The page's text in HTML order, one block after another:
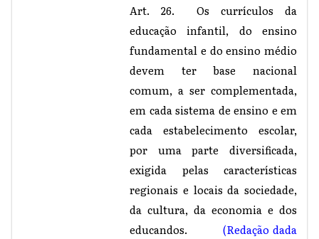
Art. 26. Os currículos da
educação infantil, do ensino
fundamental e do ensino médio
devem ter base nacional
comum, a ser complementada,
em cada sistema de ensino e em
cada estabelecimento escolar,
por uma parte diversificada,
exigida pelas características
regionais e locais da sociedade,
da cultura, da economia e dos
educandos.(Redação dada